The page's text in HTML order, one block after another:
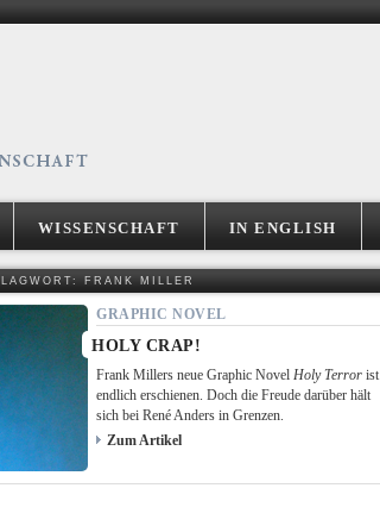
WISSENSCHAFT IN ENGLISH
FRANK MILLER
GRAPHIC NOVEL
HOLY CRAP!
Frank Millers neue Graphic Novel Holy Terror ist
endlich erschienen. Doch die Freude darüber hält
sich bei René Anders in Grenzen.
Zum Artikel